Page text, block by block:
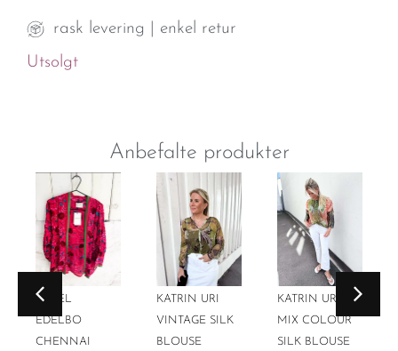
rask levering | enkel retur
Utsolgt
Anbefalte produkter
SISSEL
EDELBO
CHENNAI
KATRIN URI
VINTAGE SILK
BLOUSE
KATRIN URI
MIX COLOUR
SILK BLOUSE